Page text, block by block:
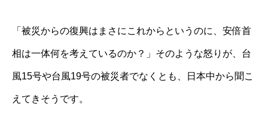
「被災からの復興はまさにこれからというのに、安倍首
相は一体何を考えているのか？」そのような怒りが、台
風15号や台風19号の被災者でなくとも、日本中から聞こ
えてきそうです。